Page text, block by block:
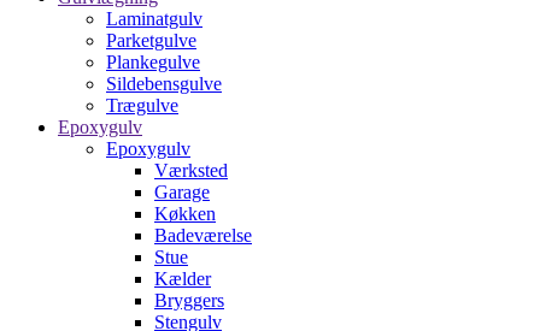
Laminatgulv
Parketgulve
Plankegulve
Sildebensgulve
Trægulve
Epoxygulv
Epoxygulv
Værksted
Garage
Køkken
Badeværelse
Stue
Kælder
Bryggers
Stengulv